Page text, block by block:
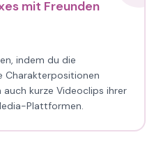
mit Freunden
indem du die
Charakterpositionen
auch kurze Videoclips ihrer
Plattformen.